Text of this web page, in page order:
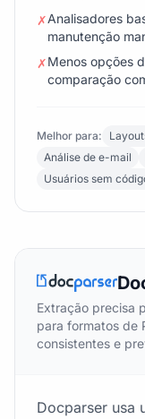
✗Analisadores
manutenção
✗Menos opções
comparação
Melhor para:
Análise de e-mail
Usuários sem
Extração precisa
para formatos de
consistentes e
Docparser usa